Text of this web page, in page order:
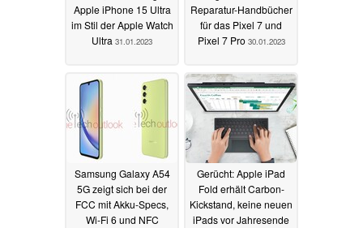
Apple iPhone 15 Ultra
im Stil der Apple Watch
Ultra 31.01.2023
Reparatur-Handbücher
für das Pixel 7 und
Pixel 7 Pro 30.01.2023
Samsung Galaxy A54
5G zeigt sich bei der
FCC mit Akku-Specs,
Wi-Fi 6 und NFC
Gerücht: Apple iPad
Fold erhält Carbon-
Kickstand, keine neuen
iPads vor Jahresende